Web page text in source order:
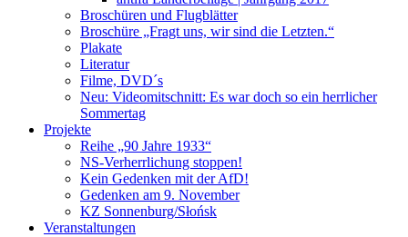
Broschüren und Flugblätter
Broschüre „Fragt uns, wir sind die Letzten.“
Plakate
Literatur
Filme, DVD´s
Neu: Videomitschnitt: Es war doch so ein herrlicher
Sommertag
Projekte
Reihe „90 Jahre 1933“
NS-Verherrlichung stoppen!
Kein Gedenken mit der AfD!
Gedenken am 9. November
KZ Sonnenburg/Słońsk
Veranstaltungen